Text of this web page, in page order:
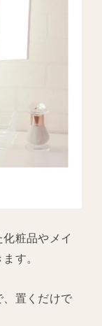
粧品やメイ
す。
、置くだけで